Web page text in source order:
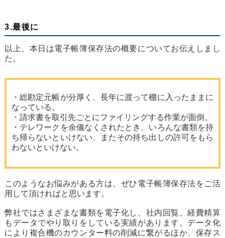
3.最後に
以上、本日は電子帳簿保存法の概要についてお伝えしまし
た。
・総勘定元帳が分厚く、長年に渡って棚に入ったままに
なっている。
・請求書を取引先ごとにファイリングする作業が面倒。
・テレワークを余儀なくされたとき、いろんな書類を持
ち帰らないといけない、またその持ち出しの許可をもら
わないといけない。
このようなお悩みがある方は、ぜひ電子帳簿保存法をご活
用して頂ければと思います。
弊社ではさまざまな書類を電子化し、社内回覧、経費精算
もデータでやり取りをしている実績があります。データ化
により複合機のカウンター料の削減に繋がるほか、保存ス